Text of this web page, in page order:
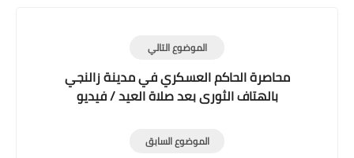
الموضوع التالي
محاصرة الحاكم العسكري في مدينة زالنجي
بالهتاف الثورى بعد صلاة العيد / فيديو
الموضوع السابق